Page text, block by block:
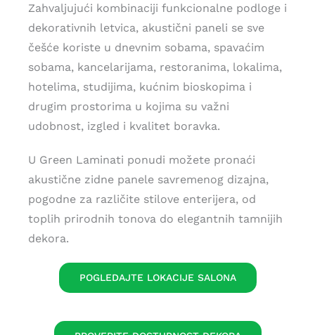
Zahvaljujući kombinaciji funkcionalne podloge i
dekorativnih letvica, akustični paneli se sve
češće koriste u dnevnim sobama, spavaćim
sobama, kancelarijama, restoranima, lokalima,
hotelima, studijima, kućnim bioskopima i
drugim prostorima u kojima su važni
udobnost, izgled i kvalitet boravka.
U Green Laminati ponudi možete pronaći
akustične zidne panele savremenog dizajna,
pogodne za različite stilove enterijera, od
toplih prirodnih tonova do elegantnih tamnijih
dekora.
POGLEDAJTE LOKACIJE SALONA